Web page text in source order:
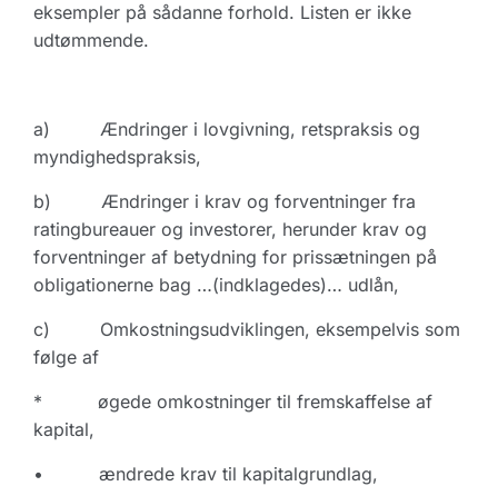
eksempler på sådanne forhold. Listen er ikke
udtømmende.
a) Ændringer i lovgivning, retspraksis og
myndighedspraksis,
b) Ændringer i krav og forventninger fra
ratingbureauer og investorer, herunder krav og
forventninger af betydning for prissætningen på
obligationerne bag …(indklagedes)… udlån,
c) Omkostningsudviklingen, eksempelvis som
følge af
* øgede omkostninger til fremskaffelse af
kapital,
• ændrede krav til kapitalgrundlag,